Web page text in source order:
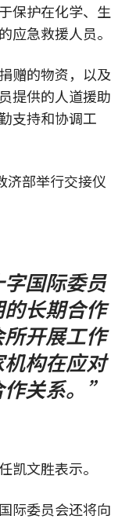
保护在化学、生
应急救援人员。
赠的物资，以及
提供的人道援助
支持和协调工
济部举行交接仪
国际委员
长期合作
开展工作
构在应对
关系。”
凯文胜表示。
际委员会还将向